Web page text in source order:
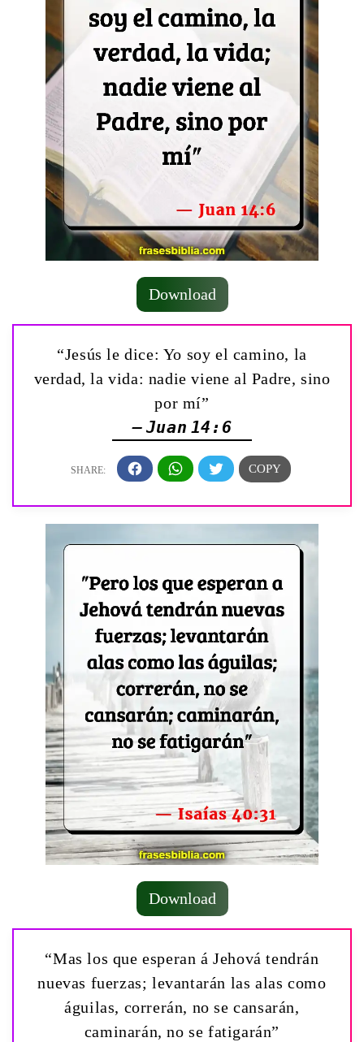
Download
“Jesús le dice: Yo soy el camino, la
verdad, la vida: nadie viene al Padre, sino
por mí”
— Juan 14:6
Download
“Mas los que esperan á Jehová tendrán
nuevas fuerzas; levantarán las alas como
águilas, correrán, no se cansarán,
caminarán, no se fatigarán”